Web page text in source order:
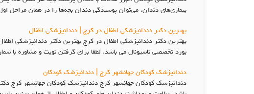
بیماری‌های دندان، می‌توان پوسیدگی دندان بچه‌ها را در همان مراحل
بهترین دکتر دندانپزشکی اطفال در کرج | دندانپزشکی اطفال
بهترین دکتر دندانپزشکی اطفال در کرج بهترین دکتر دندانپزشکی
بورد تخصصی ناسیونال می باشد. لطفا برای گرفتن نوبت و مشاوره با
دندانپزشک کودکان جهانشهر کرج | دندانپزشک کودکان
دندانپزشک کودکان جهانشهر کرج دندانپزشک کودکان جهانشهر کرج